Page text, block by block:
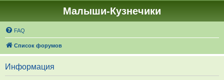
Малыши-Кузнечики
FAQ
Список форумов
Информация